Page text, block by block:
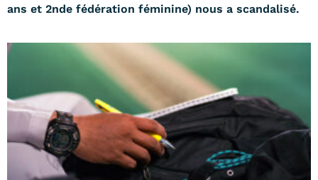
ans et 2nde fédération féminine) nous a scandalisé.